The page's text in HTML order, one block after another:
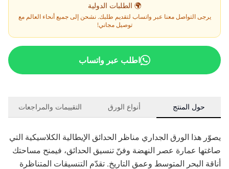
🌍 الطلبات الدولية
يرجى التواصل معنا عبر واتساب لتقديم طلبك. نشحن إلى جميع أنحاء العالم مع
توصيل مجاني!
اطلب عبر واتساب
حول المنتج أنواع الورق التقييمات والمراجعات
يصوّر هذا الورق الجداري مناظر الحدائق الإيطالية الكلاسيكية التي
صاغتها عمارة عصر النهضة وفنّ تنسيق الحدائق، فيمنح مساحتك
أناقة البحر المتوسط وعمق التاريخ. تقدّم التنسيقات المتناظرة